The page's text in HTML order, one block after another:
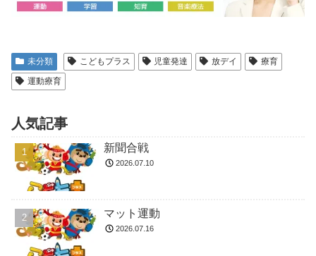
未分類 こどもプラス 児童発達 放デイ
療育
運動療育
人気記事
新聞合戦
2026.07.10
マット運動
2026.07.16